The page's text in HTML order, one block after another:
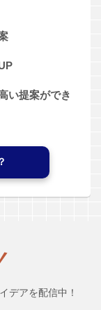
い提案ができ
デアを配信中！